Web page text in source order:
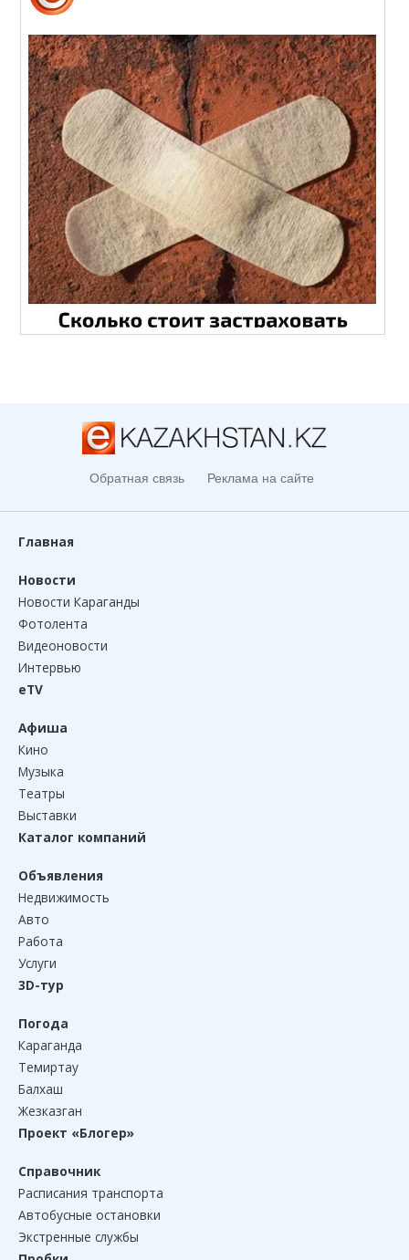
Обратная связь Реклама на сайте
Главная
Новости
Новости Караганды
Фотолента
Видеоновости
Интервью
eTV
Афиша
Кино
Музыка
Театры
Выставки
Каталог компаний
Объявления
Недвижимость
Авто
Работа
Услуги
3D-тур
Погода
Караганда
Темиртау
Балхаш
Жезказган
Проект «Блогер»
Справочник
Расписания транспорта
Автобусные остановки
Экстренные службы